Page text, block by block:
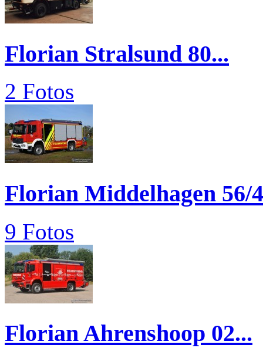
Florian Stralsund 80...
2 Fotos
Florian Middelhagen 56/
9 Fotos
Florian Ahrenshoop 02...